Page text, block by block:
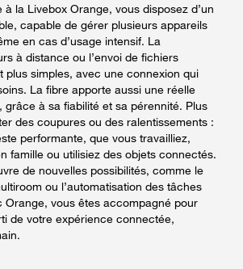
la Livebox Orange, vous disposez d’un
capable de gérer plusieurs appareils
en cas d’usage intensif. La
à distance ou l’envoi de fichiers
plus simples, avec une connexion qui
La fibre apporte aussi une réelle
grâce à sa fiabilité et sa pérennité. Plus
des coupures ou des ralentissements :
performante, que vous travailliez,
famille ou utilisiez des objets connectés.
de nouvelles possibilités, comme le
ou l’automatisation des tâches
Orange, vous êtes accompagné pour
de votre expérience connectée,